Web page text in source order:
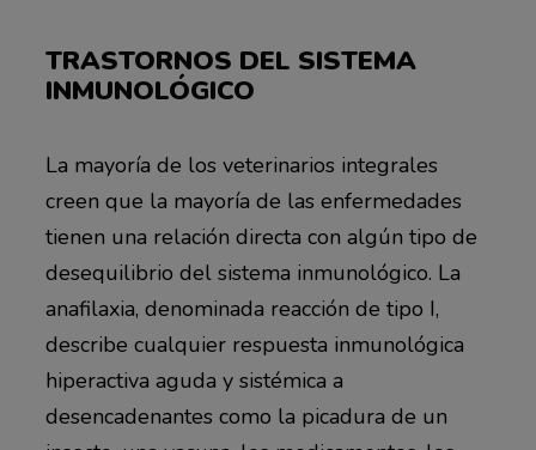
TRASTORNOS DEL SISTEMA
INMUNOLÓGICO
La mayoría de los veterinarios integrales
creen que la mayoría de las enfermedades
tienen una relación directa con algún tipo de
desequilibrio del sistema inmunológico. La
anafilaxia, denominada reacción de tipo I,
describe cualquier respuesta inmunológica
hiperactiva aguda y sistémica a
desencadenantes como la picadura de un